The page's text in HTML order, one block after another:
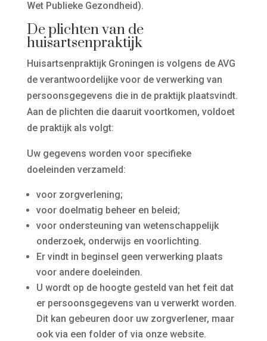
Wet Publieke Gezondheid).
De plichten van de
huisartsenpraktijk
Huisartsenpraktijk Groningen is volgens de AVG
de verantwoordelijke voor de verwerking van
persoonsgegevens die in de praktijk plaatsvindt.
Aan de plichten die daaruit voortkomen, voldoet
de praktijk als volgt:
Uw gegevens worden voor specifieke
doeleinden verzameld:
voor zorgverlening;
voor doelmatig beheer en beleid;
voor ondersteuning van wetenschappelijk
onderzoek, onderwijs en voorlichting.
Er vindt in beginsel geen verwerking plaats
voor andere doeleinden.
U wordt op de hoogte gesteld van het feit dat
er persoonsgegevens van u verwerkt worden.
Dit kan gebeuren door uw zorgverlener, maar
ook via een folder of via onze website.